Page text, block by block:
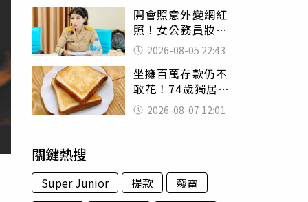
開會照意外變網紅
照！女公務員妝容
掀2千則留言 本人
怒嗆：化妝有錯嗎
2026-08-05 22:43
坐擁百萬存款仍不
敢花！74歲獨居翁
「1餐只吃1片吐
司」 半年後暴瘦
2026-08-07 12:01
關鍵熱搜
Super Junior 提款
竊電